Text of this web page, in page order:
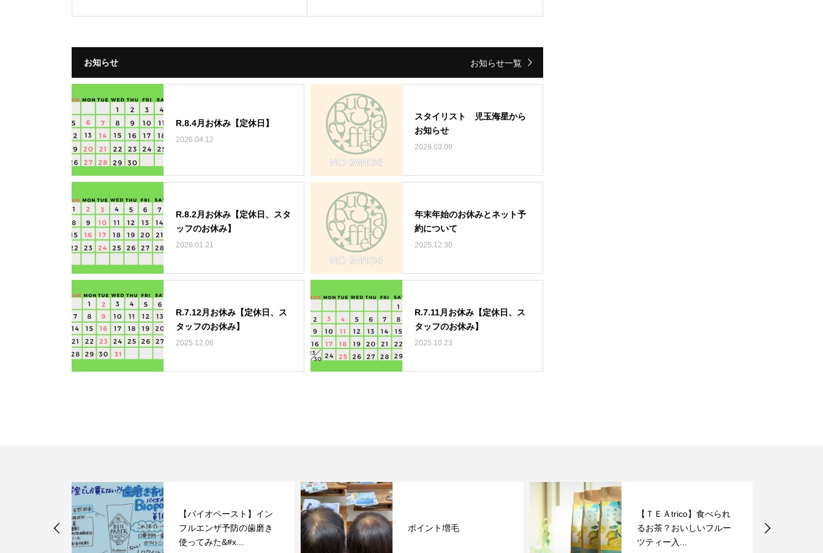
お知らせ お知らせ一覧
R.8.4月お休み【定休日】
2026.04.12
スタイリスト 児玉海星から
お知らせ
2026.03.09
R.8.2月お休み【定休日、スタ
ッフのお休み】
2026.01.21
年末年始のお休みとネット予
約について
2025.12.30
R.7.12月お休み【定休日、ス
タッフのお休み】
2025.12.06
R.7.11月お休み【定休日、ス
タッフのお休み】
2025.10.23
【バイオペースト】イン
フルエンザ予防の歯磨き
使ってみた&#x...
ポイント増毛
【ＴＥＡtrico】食べられ
るお茶？おいしいフルー
ツティー入...